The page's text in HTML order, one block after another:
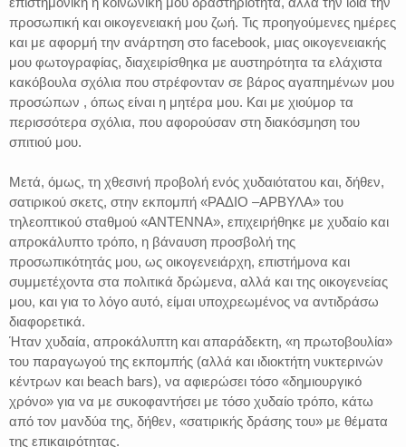
προσωπική και οικογενειακή μου ζωή. Τις προηγούμενες ημέρες
και με αφορμή την ανάρτηση στο facebook, μιας οικογενειακής
μου φωτογραφίας, διαχειρίσθηκα με αυστηρότητα τα ελάχιστα
κακόβουλα σχόλια που στρέφονταν σε βάρος αγαπημένων μου
προσώπων , όπως είναι η μητέρα μου. Και με χιούμορ τα
περισσότερα σχόλια, που αφορούσαν στη διακόσμηση του
σπιτιού μου.
Μετά, όμως, τη χθεσινή προβολή ενός χυδαιότατου και, δήθεν,
σατιρικού σκετς, στην εκπομπή «ΡΑΔΙΟ –ΑΡΒΥΛΑ» του
τηλεοπτικού σταθμού «ΑΝΤΕΝΝΑ», επιχειρήθηκε με χυδαίο και
απροκάλυπτο τρόπο, η βάναυση προσβολή της
προσωπικότητάς μου, ως οικογενειάρχη, επιστήμονα και
συμμετέχοντα στα πολιτικά δρώμενα, αλλά και της οικογενείας
μου, και για το λόγο αυτό, είμαι υποχρεωμένος να αντιδράσω
διαφορετικά.
Ήταν χυδαία, απροκάλυπτη και απαράδεκτη, «η πρωτοβουλία»
του παραγωγού της εκπομπής (αλλά και ιδιοκτήτη νυκτερινών
κέντρων και beach bars), να αφιερώσει τόσο «δημιουργικό
χρόνο» για να με συκοφαντήσει με τόσο χυδαίο τρόπο, κάτω
από τον μανδύα της, δήθεν, «σατιρικής δράσης του» με θέματα
της επικαιρότητας.